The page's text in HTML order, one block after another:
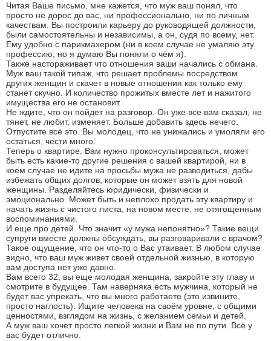
Читая Ваше письмо, мне кажется, что муж ваш понял, что
просто не дорос до вас, ни профессионально, ни по личным
качествам. Вы построили карьеру до руководящей должности,
были самостоятельны и независимы, а он, судя по всему, нет.
Ему удобно с парикмахером (ни в коем случае не умаляю эту
профессию, но я думаю Вы поняли о чём я).
Также настораживает что отношения ваши начались с обмана.
Муж ваш такой типаж, что решает проблемы посредством
других женщин и скачет в новые отношения как только ему
станет скучно. И количество прожитых вместе лет и нажитого
имущества его не остановит.
Не ждите, что он пойдет на разговор. Он уже все вам сказал, не
тянет, не любит, изменяет. Больше добавить здесь нечего.
Отпустите всё это. Вы молодец, что не унижались и умоляли его
остаться, чести много.
Теперь о квартире. Вам нужно проконсультироваться, может
быть есть какие-то другие решения с вашей квартирой, ни в
коем случае не идите на просьбы мужа не разводиться, дабы
избежать общих долгов, которые он может взять для новой
женщины. Разделяйтесь юридически, физически и
эмоционально. Может быть и неплохо продать эту квартиру и
начать жизнь с чистого листа, на новом месте, не отягощенным
воспоминаниями.
И еще про детей. Что значит «у мужа непонятно»? Такие вещи
супруги вместе должны обсуждать, вы разговаривали с врачом?
Такое ощущение, что он что-то о Вас утаивает. В любом случае
видно, что ваш муж живет своей отдельной жизнью, в которую
вам доступа нет уже давно.
Вам всего 32, вы еще молодая женщина, закройте эту главу и
смотрите в будущее. Там наверняка есть мужчина, который не
будет вас упрекать, что вы много работаете (это извините,
просто наглость). Ищите человека на своём уровне, с общими
ценностями, взглядом на жизнь, с желанием семьи и детей.
А муж ваш хочет просто легкой жизни и Вам не по пути. Всё у
вас будет отлично.